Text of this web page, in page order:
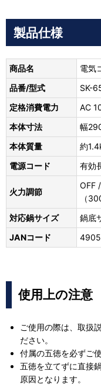
製品仕様
商品名
電気
品番/型式
SK-
定格消費電力
AC
本体寸法
幅
本体質量
約
電源コード
有効
火力調節
OFF
（
対応鍋サイズ
鍋底
JANコード
使用上の注意
ご使用の際は、取扱
ださい。
付属の五徳を必ずご
五徳を立てずに直接
原因となります。